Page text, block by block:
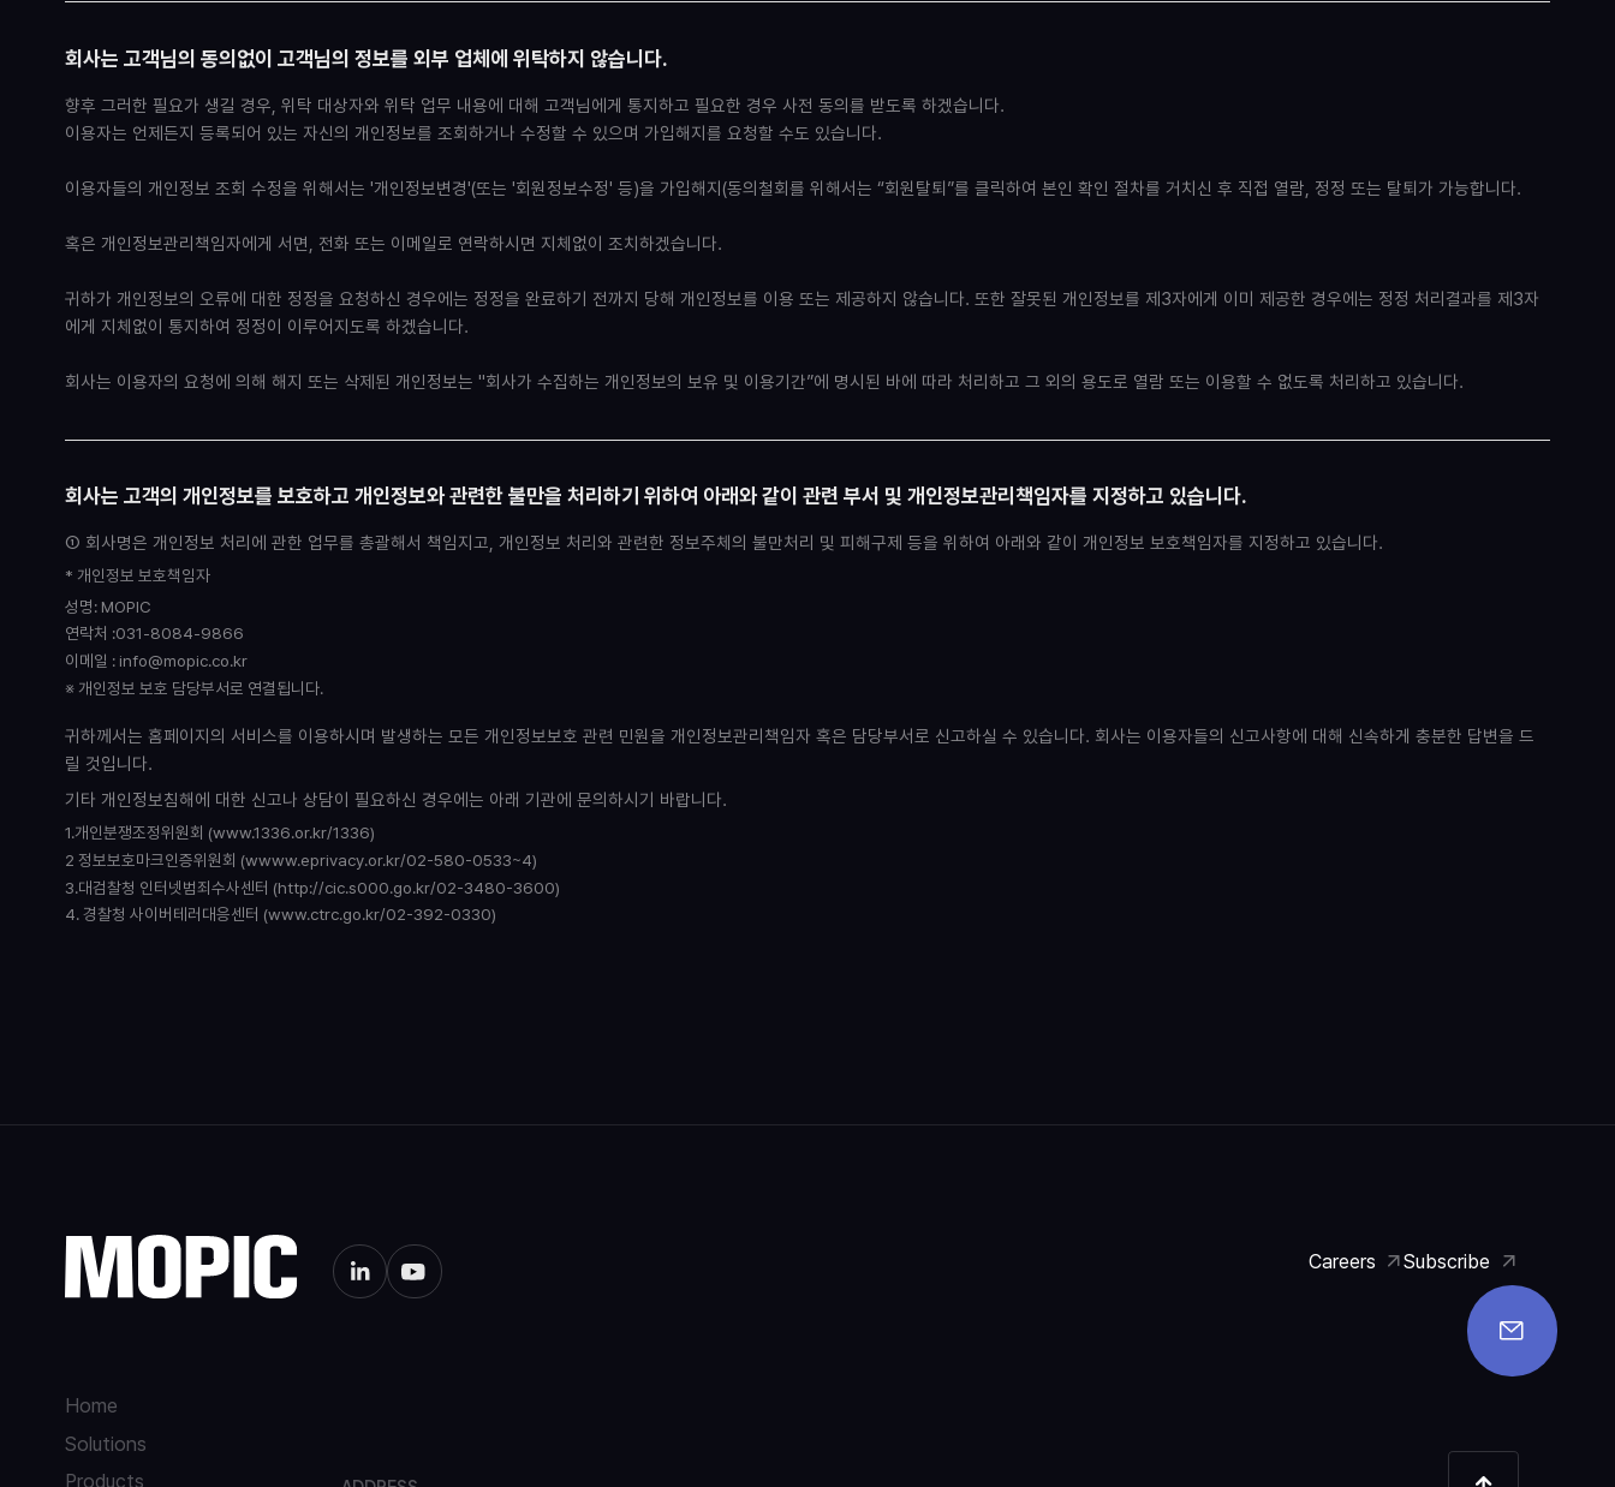
회사는 고객님의 동의없이 고객님의 정보를 외부 업체에 위탁하지 않습니다.
향후 그러한 필요가 생길 경우, 위탁 대상자와 위탁 업무 내용에 대해 고객님에게 통지하고 필요한 경우 사전 동의를 받도록 하겠습니다.
이용자는 언제든지 등록되어 있는 자신의 개인정보를 조회하거나 수정할 수 있으며 가입해지를 요청할 수도 있습니다.
이용자들의 개인정보 조회 수정을 위해서는 '개인정보변경'(또는 '회원정보수정' 등)을 가입해지(동의철회를 위해서는 “회원탈퇴”를 클릭하여 본인 확인 절차를 거치신 후 직접 열람, 정정 또는 탈퇴가 가능합니다.
혹은 개인정보관리책임자에게 서면, 전화 또는 이메일로 연락하시면 지체없이 조치하겠습니다.
귀하가 개인정보의 오류에 대한 정정을 요청하신 경우에는 정정을 완료하기 전까지 당해 개인정보를 이용 또는 제공하지 않습니다. 또한 잘못된 개인정보를 제3자에게 이미 제공한 경우에는 정정 처리결과를 제3자
에게 지체없이 통지하여 정정이 이루어지도록 하겠습니다.
회사는 이용자의 요청에 의해 해지 또는 삭제된 개인정보는 "회사가 수집하는 개인정보의 보유 및 이용기간”에 명시된 바에 따라 처리하고 그 외의 용도로 열람 또는 이용할 수 없도록 처리하고 있습니다.
회사는 고객의 개인정보를 보호하고 개인정보와 관련한 불만을 처리하기 위하여 아래와 같이 관련 부서 및 개인정보관리책임자를 지정하고 있습니다.
① 회사명은 개인정보 처리에 관한 업무를 총괄해서 책임지고, 개인정보 처리와 관련한 정보주체의 불만처리 및 피해구제 등을 위하여 아래와 같이 개인정보 보호책임자를 지정하고 있습니다.
* 개인정보 보호책임자
성명: MOPIC
연락처 :031-8084-9866
이메일 : info@mopic.co.kr
※ 개인정보 보호 담당부서로 연결됩니다.
귀하께서는 홈페이지의 서비스를 이용하시며 발생하는 모든 개인정보보호 관련 민원을 개인정보관리책임자 혹은 담당부서로 신고하실 수 있습니다. 회사는 이용자들의 신고사항에 대해 신속하게 충분한 답변을 드
릴 것입니다.
기타 개인정보침해에 대한 신고나 상담이 필요하신 경우에는 아래 기관에 문의하시기 바랍니다.
1.개인분쟁조정위원회 (www.1336.or.kr/1336)
2 정보보호마크인증위원회 (wwww.eprivacy.or.kr/02-580-0533~4)
3.대검찰청 인터넷범죄수사센터 (http://cic.s000.go.kr/02-3480-3600)
4. 경찰청 사이버테러대응센터 (www.ctrc.go.kr/02-392-0330)
Careers Subscribe
Home
Solutions
Products